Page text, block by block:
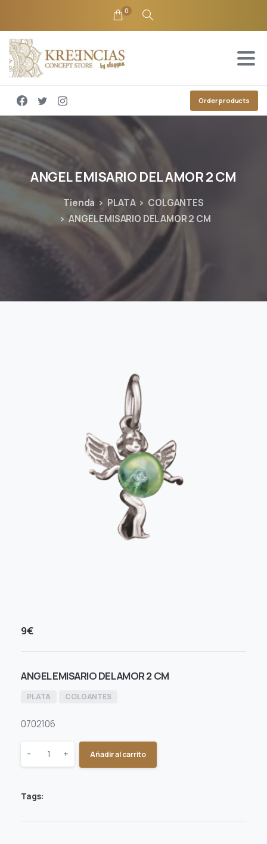
0
Order products
ANGELEMISARIODELAMOR2CM
Tienda PLATA
COLGANTES
ANGEL EMISARIO DEL AMOR 2 CM
9€
ANGEL EMISARIO DEL AMOR 2 CM
PLATA COLGANTES
0702106
Quantity
- + Añadir al carrito
Tags: